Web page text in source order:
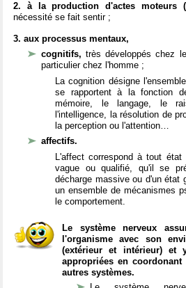
2. à la production d'actes moteurs
nécessité se fait sentir ;
3. aux processus mentaux,
cognitifs,très développés chez
particulier chez l'homme ;
La cognition désigne
se rapportent à la fonction
mémoire, le langage, le
l'intelligence, la résolution de
la perception ou l'attention…
affectifs.
L'affect correspond à tout
vague ou qualifié, qu'il se
décharge massive ou d'un état
un ensemble de mécanismes
le comportement.
Le système nerveux
l'organisme avec son
(extérieur et intérieur) et
appropriées en
autres systèmes.